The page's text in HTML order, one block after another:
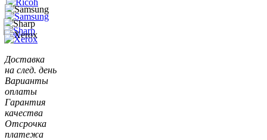
Доставка
на след. день
Варианты
оплаты
Гарантия
качества
Отсрочка
платежа